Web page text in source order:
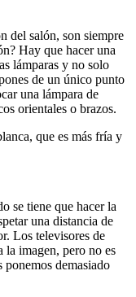
del salón, son siempre
Hay que hacer una
lámparas y no solo
de un único punto
una lámpara de
orientales o brazos.
que es más fría y
se tiene que hacer la
una distancia de
Los televisores de
la imagen, pero no es
ponemos demasiado